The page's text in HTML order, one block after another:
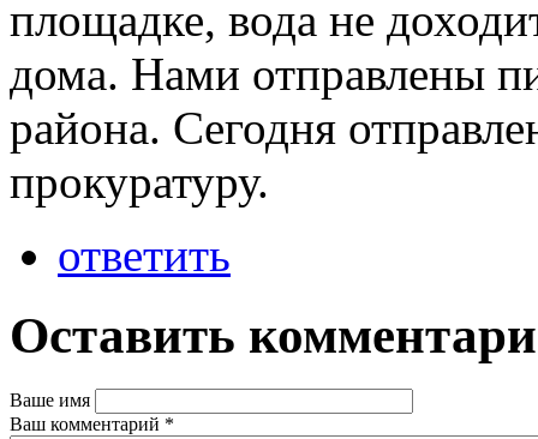
площадке, вода не
дома. Нами отправлены
района. Сегодня
прокуратуру.
ответить
Оставить
Ваше имя
Ваш комментарий *